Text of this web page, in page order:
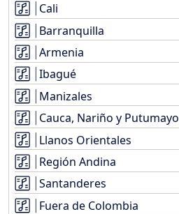
Cali
Barranquilla
Armenia
Ibagué
Manizales
Cauca, Nariño y Putumayo
Llanos Orientales
Región Andina
Santanderes
Fuera de Colombia